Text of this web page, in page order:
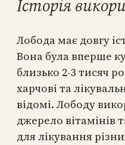
Історія
Лобода має довгу
Вона була вперше
близько 2-3 тисяч
харчові та
відомі. Лободу
джерело вітамінів
для лікування